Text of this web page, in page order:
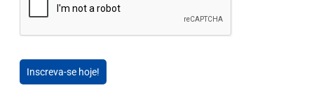
Inscreva-se hoje!